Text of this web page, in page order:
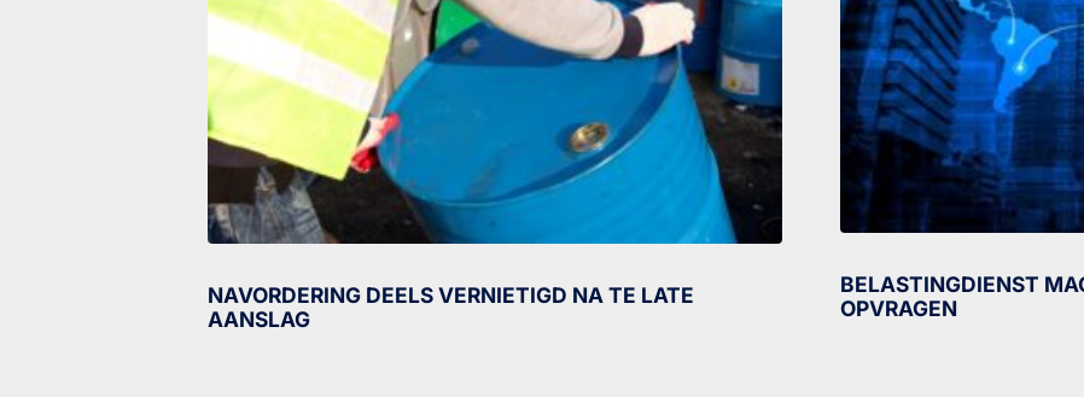
NAVORDERING DEELS VERNIETIGD NA TE LATE
AANSLAG
BELASTINGDIENST
OPVRAGEN